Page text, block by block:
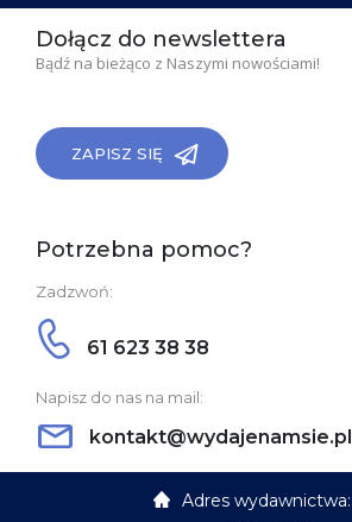
Dołącz do newslettera
Bądź na bieżąco z Naszymi nowościami!
ZAPISZ SIĘ
Potrzebna pomoc?
Zadzwoń:
61 623 38 38
Napisz do nas na mail:
kontakt@wydajenamsie.pl
Adres wydawnictwa: